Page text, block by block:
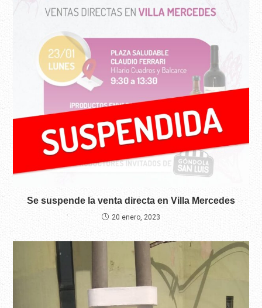
Se suspende la venta directa en Villa Mercedes
20 enero, 2023